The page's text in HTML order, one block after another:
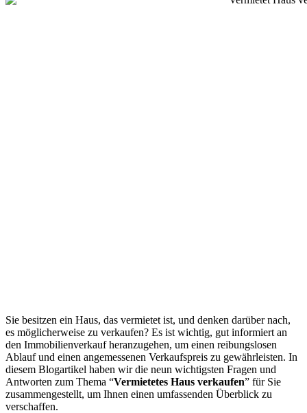
Sie besitzen ein Haus, das vermietet ist, und denken darüber nach,
es möglicherweise zu verkaufen? Es ist wichtig, gut informiert an
den Immobilienverkauf heranzugehen, um einen reibungslosen
Ablauf und einen angemessenen Verkaufspreis zu gewährleisten. In
diesem Blogartikel haben wir die neun wichtigsten Fragen und
Antworten zum Thema “Vermietetes Haus verkaufen” für Sie
zusammengestellt, um Ihnen einen umfassenden Überblick zu
verschaffen.